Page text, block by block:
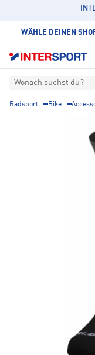
WÄHLE DEINEN
Wonach suchst du?
Radsport Bike